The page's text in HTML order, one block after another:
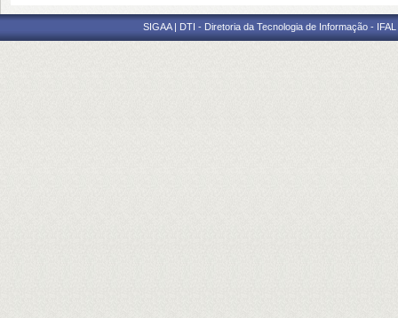
SIGAA | DTI - Diretoria da Tecnologia de Informação -